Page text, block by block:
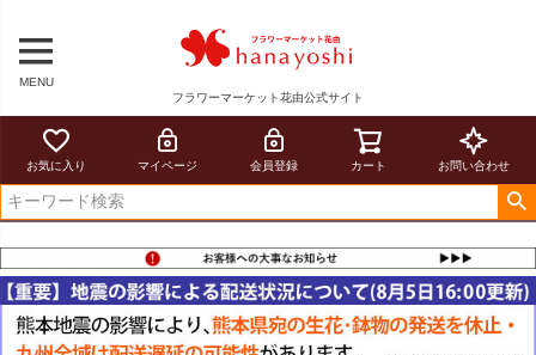
MENU
フラワーマーケット花由公式サイト
お気に入り マイページ 会員登録 カート お問い合わせ